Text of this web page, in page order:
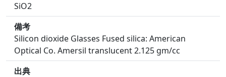
SiO2
備考
Silicon dioxide Glasses Fused silica: American
Optical Co. Amersil translucent 2.125 gm/cc
出典